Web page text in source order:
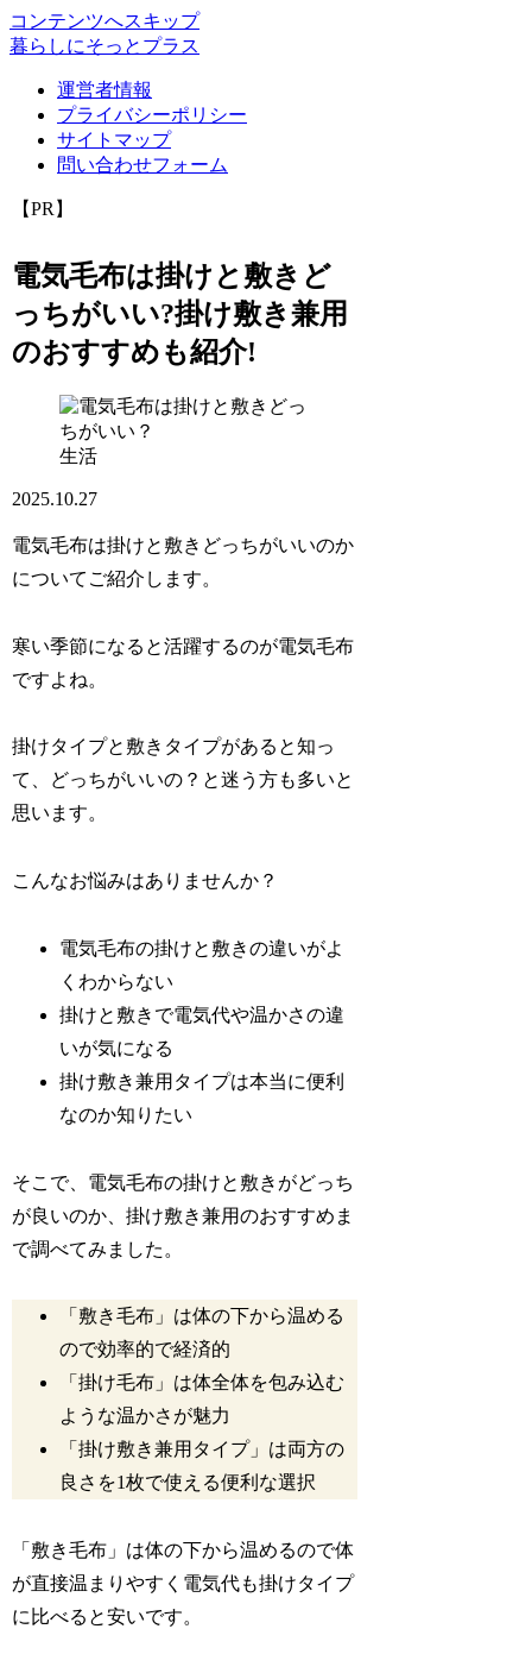
コンテンツへスキップ
暮らしにそっとプラス
運営者情報
プライバシーポリシー
サイトマップ
問い合わせフォーム
【PR】
電気毛布は掛けと敷きど
っちがいい?掛け敷き兼用
のおすすめも紹介!
生活
2025.10.27
電気毛布は掛けと敷きどっちがいいのか
についてご紹介します。
寒い季節になると活躍するのが電気毛布
ですよね。
掛けタイプと敷きタイプがあると知っ
て、どっちがいいの？と迷う方も多いと
思います。
こんなお悩みはありませんか？
電気毛布の掛けと敷きの違いがよ
くわからない
掛けと敷きで電気代や温かさの違
いが気になる
掛け敷き兼用タイプは本当に便利
なのか知りたい
そこで、電気毛布の掛けと敷きがどっち
が良いのか、掛け敷き兼用のおすすめま
で調べてみました。
「敷き毛布」は体の下から温める
ので効率的で経済的
「掛け毛布」は体全体を包み込む
ような温かさが魅力
「掛け敷き兼用タイプ」は両方の
良さを1枚で使える便利な選択
「敷き毛布」は体の下から温めるので体
が直接温まりやすく電気代も掛けタイプ
に比べると安いです。